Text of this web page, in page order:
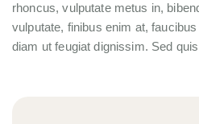
rhoncus, vulputate metus in,
vulputate, finibus enim at,
diam ut feugiat dignissim. Sed